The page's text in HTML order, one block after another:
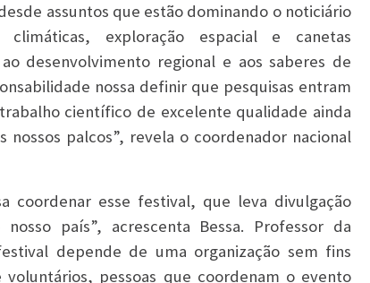
assuntos que estão dominando o noticiário
exploração espacial e canetas
desenvolvimento regional e aos saberes de
nossa definir que pesquisas entram
científico de excelente qualidade ainda
palcos”, revela o coordenador nacional
coordenar esse festival, que leva divulgação
país”, acrescenta Bessa. Professor da
depende de uma organização sem fins
pessoas que coordenam o evento